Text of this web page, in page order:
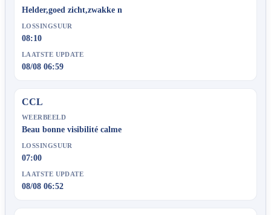
Helder,goed zicht,zwakke n
LOSSINGSUUR
08:10
LAATSTE UPDATE
08/08 06:59
CCL
WEERBEELD
Beau bonne visibilité calme
LOSSINGSUUR
07:00
LAATSTE UPDATE
08/08 06:52